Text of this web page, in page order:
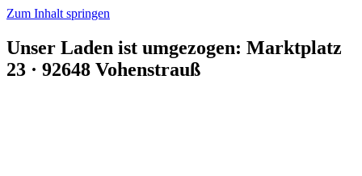
Zum Inhalt springen
Unser Laden ist umgezogen: Marktplatz
23 · 92648 Vohenstrauß